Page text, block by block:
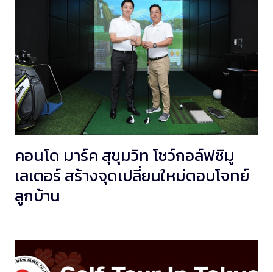
คอนโด มาร์ค สุขุมวิท โชว์กอล์ฟซิมู
เลเตอร์ สร้างจุดเปลี่ยนใหม่ตอบโจทย์
ลูกบ้าน